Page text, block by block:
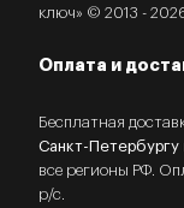
ключ» © 2013 -
Оплата и
Бесплатная
Санкт-Петербургу
все регионы РФ.
р/с.